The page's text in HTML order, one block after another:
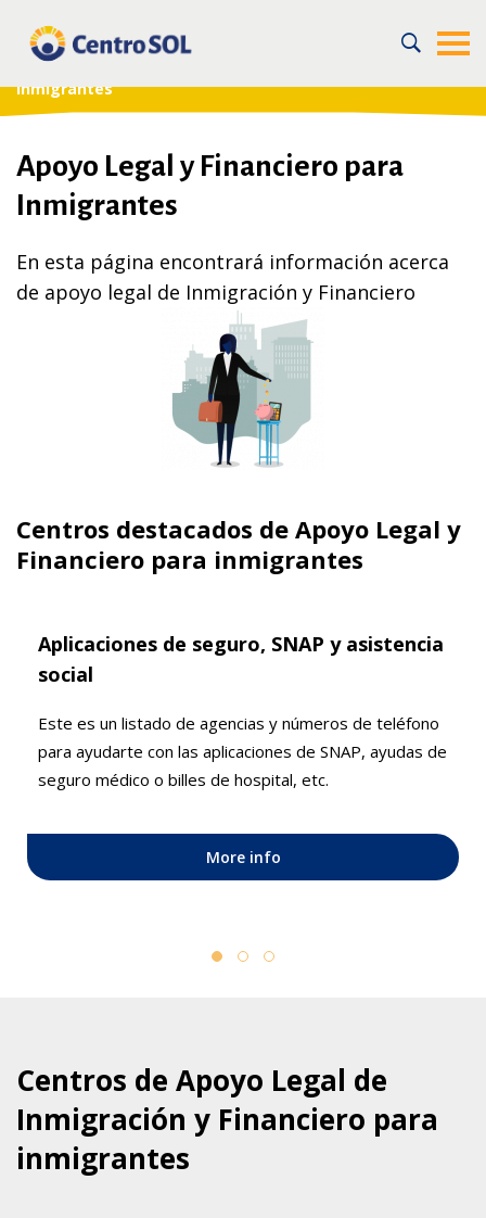
Home / For the Community
Recursos en la Comunidad
/
Inmigrantes
Apoyo Legal y Financiero para
Inmigrantes
En esta página encontrará información acerca
de apoyo legal de Inmigración y Financiero
Centros destacados de Apoyo Legal y
Financiero para inmigrantes
Aplicaciones de seguro, SNAP y asistencia
social
Este es un listado de agencias y números de teléfono
para ayudarte con las aplicaciones de SNAP, ayudas de
seguro médico o billes de hospital, etc.
More info
Centros de Apoyo Legal de
Inmigración y Financiero para
inmigrantes